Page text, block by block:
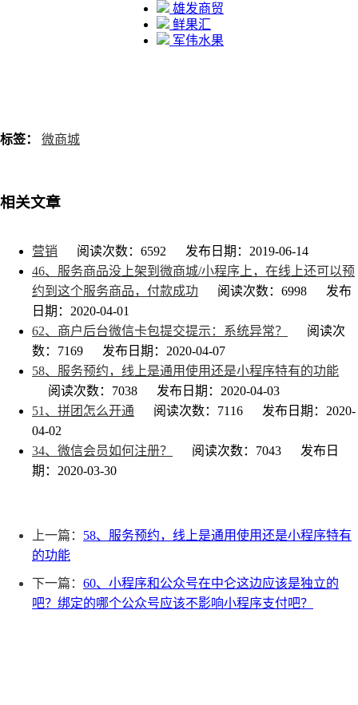
雄发商贸
鲜果汇
军伟水果
标签： 微商城
相关文章
营销 阅读次数：6592
发布日期：2019-06-14
46、服务商品没上架到微商城/小程序上，在线上还可以预
约到这个服务商品，付款成功
阅读次数：6998
发布
日期：2020-04-01
62、商户后台微信卡包提交提示：系统异常？
阅读次
数：7169
发布日期：2020-04-07
58、服务预约，线上是通用使用还是小程序特有的功能
阅读次数：7038
发布日期：2020-04-03
51、拼团怎么开通
阅读次数：7116
发布日期：2020-
04-02
34、微信会员如何注册？
阅读次数：7043
发布日
期：2020-03-30
上一篇： 58、服务预约，线上是通用使用还是小程序特有
的功能
下一篇： 60、小程序和公众号在中仑这边应该是独立的
吧？绑定的哪个公众号应该不影响小程序支付吧？